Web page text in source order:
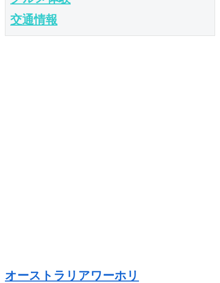
交通情報
オーストラリアワーホリ